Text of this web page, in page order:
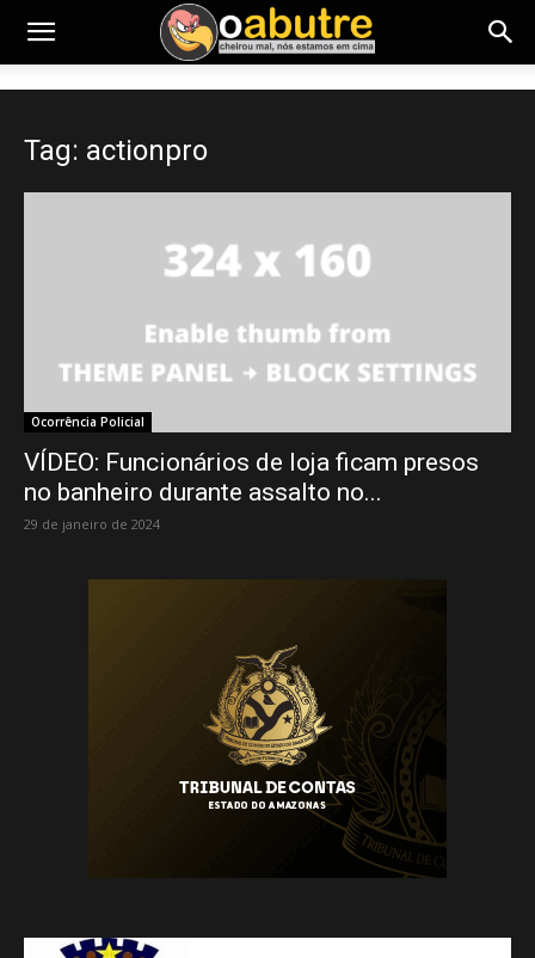
Tag: actionpro
Ocorrência Policial
VÍDEO: Funcionários de loja ficam presos
no banheiro durante assalto no...
29 de janeiro de 2024